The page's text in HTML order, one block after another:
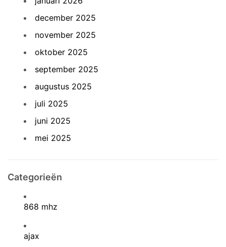
december 2025
november 2025
oktober 2025
september 2025
augustus 2025
juli 2025
juni 2025
mei 2025
Categorieën
868 mhz
ajax